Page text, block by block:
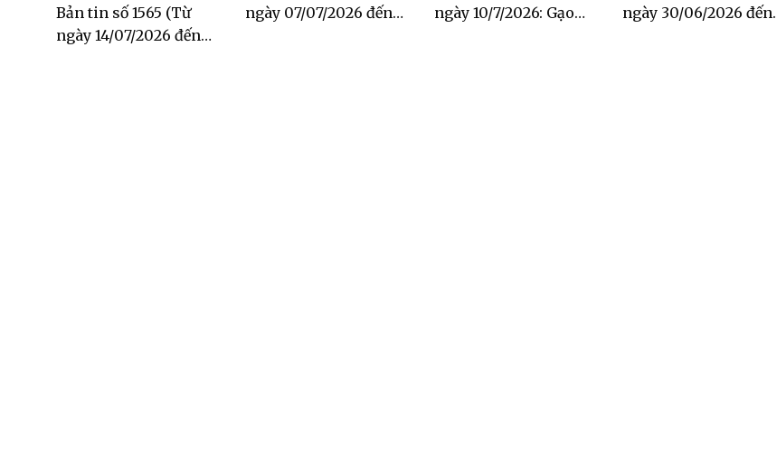
Bản tin số 1565 (Từ
ngày 14/07/2026 đến
ngày 07/07/2026 đến
ngày 10/7/2026: Gạo
ngày 30/06/2026 đến